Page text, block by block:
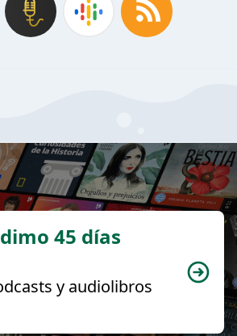
45 días
y audiolibros